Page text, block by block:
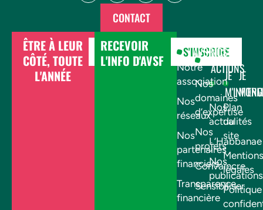
CONTACT
ÊTRE À LEUR
CÔTÉ, TOUTE
L'ANNÉE
DONNER
RECEVOIR
L'INFO D'AVSF
S'INSCRIRE
AVSF
Notre
association
Nos
réseaux
Nos
partenaires
financiers
Transparence
financière
NOS
ACTIONS
Nos
domaines
d’expertise
Nos
projets
Convaincre
Sensibiliser
JE
Nos
actualités
L’Habbanae
Nos
publications
JE
Plan
du
site
Mentions
légales